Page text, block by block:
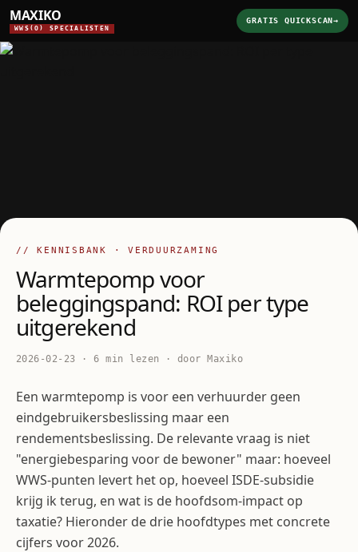
MAXIKO
WWS(O) SPECIALISTEN
GRATIS QUICKSCAN→
// KENNISBANK · VERDUURZAMING
Warmtepomp voor
beleggingspand: ROI per type
uitgerekend
2026-02-23 · 6 min lezen · door Maxiko
Een warmtepomp is voor een verhuurder geen
eindgebruikersbeslissing maar een
rendementsbeslissing. De relevante vraag is niet
"energiebesparing voor de bewoner" maar: hoeveel
WWS-punten levert het op, hoeveel ISDE-subsidie
krijg ik terug, en wat is de hoofdsom-impact op
taxatie? Hieronder de drie hoofdtypes met concrete
cijfers voor 2026.